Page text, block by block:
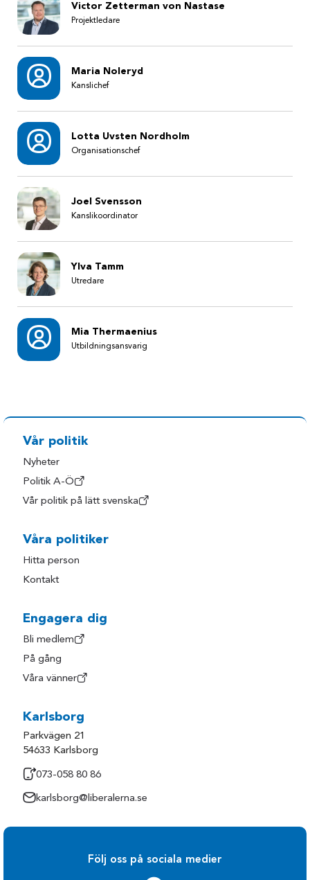
Victor Zetterman von Nastase
Projektledare
Maria Noleryd
Kanslichef
Lotta Uvsten Nordholm
Organisationschef
Joel Svensson
Kanslikoordinator
Ylva Tamm
Utredare
Mia Thermaenius
Utbildningsansvarig
Vår politik
Nyheter
Politik A-Ö
Vår politik på lätt svenska
Våra politiker
Hitta person
Kontakt
Engagera dig
Bli medlem
På gång
Våra vänner
Karlsborg
Parkvägen 21
54633 Karlsborg
073-058 80 86
karlsborg@liberalerna.se
Följ oss på sociala medier